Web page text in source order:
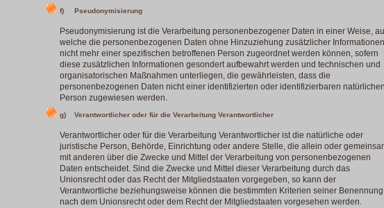
f) Pseudonymisierung
Pseudonymisierung ist die Verarbeitung personenbezogener Daten in einer Weise,
welche die personenbezogenen Daten ohne Hinzuziehung zusätzlicher Informationen
nicht mehr einer spezifischen betroffenen Person zugeordnet werden können, sofern
diese zusätzlichen Informationen gesondert aufbewahrt werden und technischen und
organisatorischen Maßnahmen unterliegen, die gewährleisten, dass die
personenbezogenen Daten nicht einer identifizierten oder identifizierbaren natürlichen
Person zugewiesen werden.
g) Verantwortlicher oder für die Verarbeitung Verantwortlicher
Verantwortlicher oder für die Verarbeitung Verantwortlicher ist die natürliche oder
juristische Person, Behörde, Einrichtung oder andere Stelle, die allein oder
mit anderen über die Zwecke und Mittel der Verarbeitung von personenbezogenen
Daten entscheidet. Sind die Zwecke und Mittel dieser Verarbeitung durch das
Unionsrecht oder das Recht der Mitgliedstaaten vorgegeben, so kann der
Verantwortliche beziehungsweise können die bestimmten Kriterien seiner Benennung
nach dem Unionsrecht oder dem Recht der Mitgliedstaaten vorgesehen werden.